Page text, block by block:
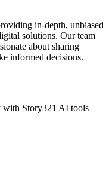
in-depth, unbiased
solutions. Our team
about sharing
informed decisions.
with Story321 AI tools